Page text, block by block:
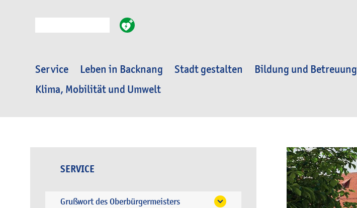
Service Leben in Backnang Stadt gestalten Bildung und Betreuung
Klima, Mobilität und Umwelt
SERVICE
Grußwort des Oberbürgermeisters